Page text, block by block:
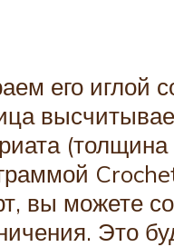
его иглой
(толщина
можете
Это